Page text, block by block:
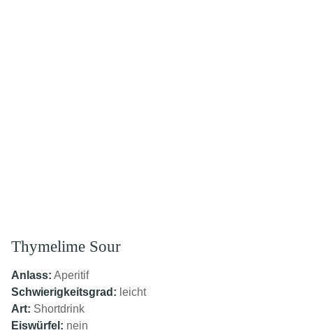
Thymelime Sour
Anlass: Aperitif
Schwierigkeitsgrad: leicht
Art: Shortdrink
Eiswürfel: nein